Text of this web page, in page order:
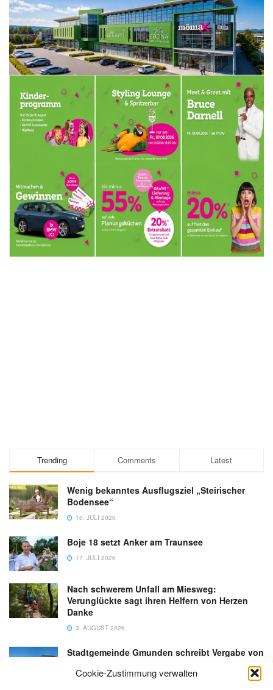
Cookie-Zustimmung verwalten
Trending Comments Latest
Wenig bekanntes Ausflugsziel „Steirischer
Bodensee“
16. JULI 2026
Boje 18 setzt Anker am Traunsee
17. JULI 2026
Nach schwerem Unfall am Miesweg:
Verunglückte sagt ihren Helfern von Herzen
Danke
3. AUGUST 2026
Stadtgemeinde Gmunden schreibt Vergabe von
Gastronomiebetrieb an der Esplanade neu aus
6. AUGUST 2026